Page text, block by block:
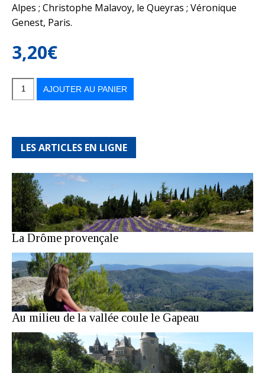
Alpes ; Christophe Malavoy, le Queyras ; Véronique
Genest, Paris.
3,20€
quantité
Balades AJOUTER AU PANIER
LES ARTICLES EN LIGNE
La Drôme provençale
Au milieu de la vallée coule le Gapeau